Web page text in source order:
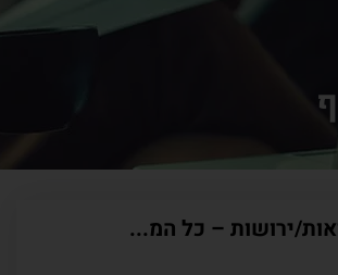
ירושות – כל המ...